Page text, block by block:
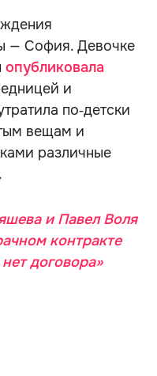
— София. Девочке
опубликовала
и
по‑детски
вещам и
различные
и Павел Воля
контракте
договора»